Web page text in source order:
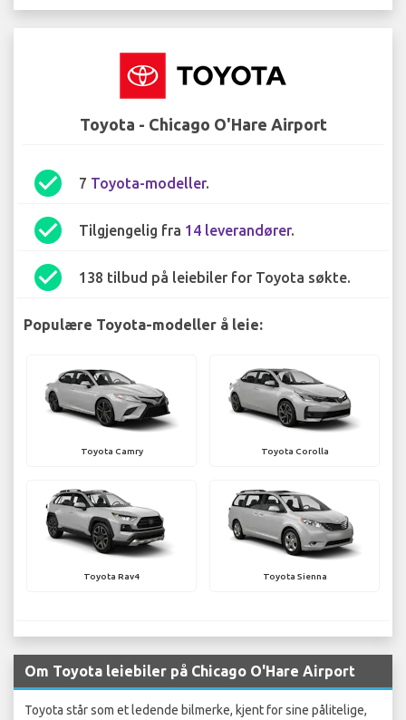
Toyota - Chicago O'Hare Airport
check_circle 7 Toyota-modeller.
check_circle Tilgjengelig fra 14 leverandører.
check_circle 138 tilbud på leiebiler for Toyota søkte.
Populære Toyota-modeller å leie:
Toyota Camry Toyota Corolla
Toyota Rav4 Toyota Sienna
Om Toyota leiebiler på Chicago O'Hare Airport
Toyota står som et ledende bilmerke, kjent for sine pålitelige,